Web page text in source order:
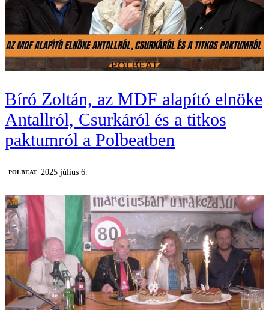
Bíró Zoltán, az MDF alapító elnöke
Antallról, Csurkáról és a titkos
paktumról a Polbeatben
‎POLBEAT 2025 július 6.